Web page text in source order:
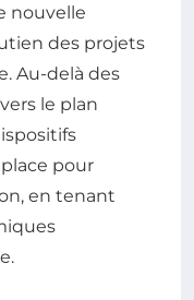
nouvelle
des projets
Au-delà des
le plan
pour
en tenant